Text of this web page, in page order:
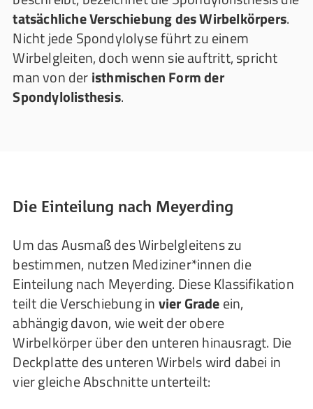
tatsächliche Verschiebung des Wirbelkörpers.
Nicht jede Spondylolyse führt zu einem
Wirbelgleiten, doch wenn sie auftritt, spricht
man von deristhmischen Form der
Spondylolisthesis.
Die Einteilung nach Meyerding
Um das Ausmaß des Wirbelgleitens zu
bestimmen, nutzen Mediziner*innen die
Einteilung nach Meyerding. Diese Klassifikation
teilt die Verschiebung invier Gradeein,
abhängig davon, wie weit der obere
Wirbelkörper über den unteren hinausragt. Die
Deckplatte des unteren Wirbels wird dabei in
vier gleiche Abschnitte unterteilt: